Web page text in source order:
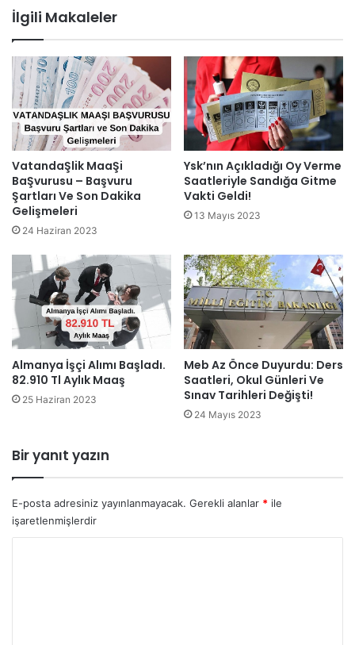
İlgili Makaleler
VatandaŞlik MaaŞi
BaŞvurusu – Başvuru
Şartları Ve Son Dakika
Gelişmeleri
24 Haziran 2023
Ysk’nın Açıkladığı Oy Verme
Saatleriyle Sandığa Gitme
Vakti Geldi!
13 Mayıs 2023
Almanya İşçi Alımı Başladı.
82.910 Tl Aylık Maaş
25 Haziran 2023
Meb Az Önce Duyurdu: Ders
Saatleri, Okul Günleri Ve
Sınav Tarihleri Değişti!
24 Mayıs 2023
Bir yanıt yazın
E-posta adresiniz yayınlanmayacak. Gerekli alanlar * ile
işaretlenmişlerdir